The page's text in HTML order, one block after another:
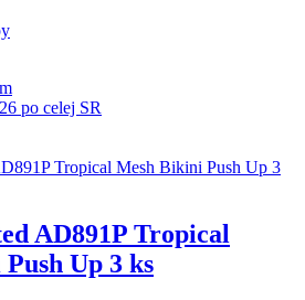
po celej SR
AD891P Tropical
Up 3 ks